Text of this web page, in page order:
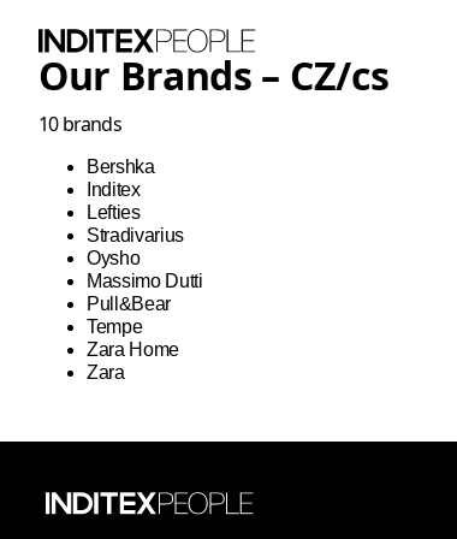
Our Brands – CZ/cs
10brands
Bershka
Inditex
Lefties
Stradivarius
Oysho
Massimo Dutti
Pull&Bear
Tempe
Zara Home
Zara